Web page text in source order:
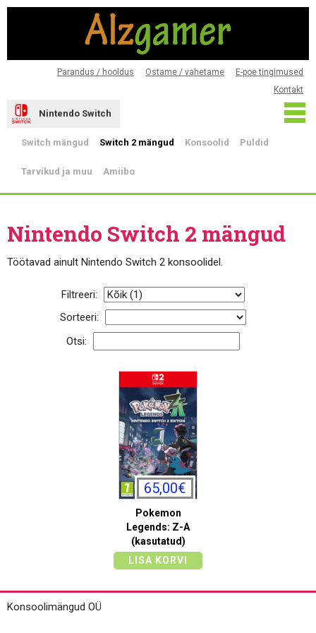
Parandus / hooldus Ostame / vahetame
E-poe tingimused
Kontakt
Nintendo Switch
Switch mängud Switch 2 mängud Konsoolid Puldid
Tarvikud ja muu Amiibo
Nintendo Switch 2 mängud
Töötavad ainult Nintendo Switch 2 konsoolidel.
Filtreeri:
Sorteeri:
Otsi:
65,00€
Pokemon
Legends: Z-A
(kasutatud)
LISA KORVI
Konsoolimängud OÜ